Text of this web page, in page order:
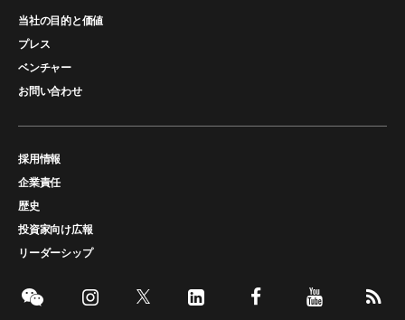
当社の目的と価値
プレス
ベンチャー
お問い合わせ
採用情報
企業責任
歴史
投資家向け広報
リーダーシップ